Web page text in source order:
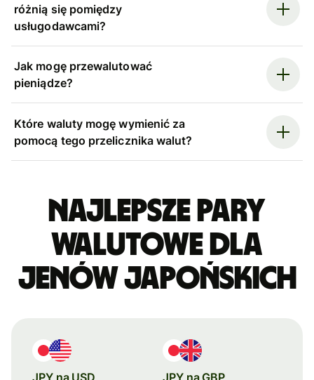
różnią się pomiędzy
usługodawcami?
Jak mogę przewalutować
pieniądze?
Które waluty mogę wymienić za
pomocą tego przelicznika walut?
Najlepsze pary
walutowe dla
jenów japońskich
JPY na USD JPY na GBP